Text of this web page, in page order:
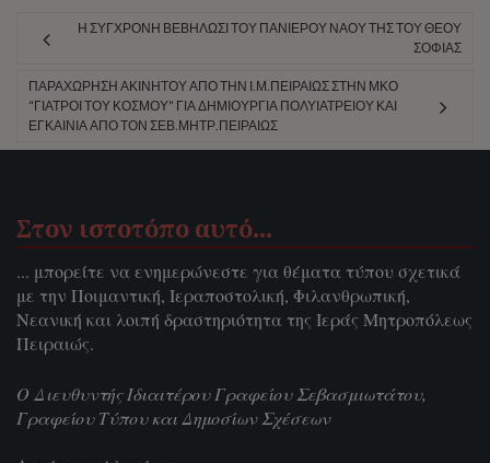
Ἡ ΣΎΓΧΡΟΝΗ ΒΕΒΉΛΩΣΙ ΤΟΥ͂ ΠΑΝΙΈΡΟΥ ΝΑΟΥ͂ ΤΗ͂Σ ΤΟΥ͂ ΘΕΟΥ͂
ΣΟΦΊΑΣ
ΠΑΡΑΧΏΡΗΣΗ ΑΚΙΝΉΤΟΥ ΑΠΌ ΤΗΝ Ι.Μ.ΠΕΙΡΑΙΏΣ ΣΤΗΝ ΜΚΟ
“ΓΙΑΤΡΟΊ ΤΟΥ ΚΌΣΜΟΥ” ΓΙΑ ΔΗΜΙΟΥΡΓΊΑ ΠΟΛΥΙΑΤΡΕΊΟΥ ΚΑΙ
ΕΓΚΑΊΝΙΑ ΑΠΌ ΤΟΝ ΣΕΒ.ΜΗΤΡ.ΠΕΙΡΑΙΏΣ
Στον ιστοτόπο αυτό…
... μπορείτε να ενημερώνεστε για θέματα τύπου σχετικά
με την Ποιμαντική, Ιεραποστολική, Φιλανθρωπική,
Νεανική και λοιπή δραστηριότητα της Ιεράς Μητροπόλεως
Πειραιώς.
Ο Διευθυντής Ιδιαιτέρου Γραφείου Σεβασμιωτάτου,
Γραφείου Τύπου και Δημοσίων Σχέσεων